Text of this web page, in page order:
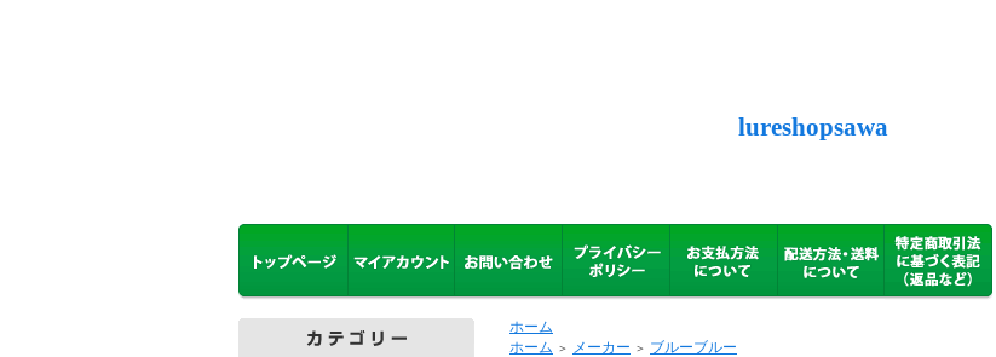
lureshopsawa
ホーム
ホーム ＞ メーカー ＞ ブルーブルー